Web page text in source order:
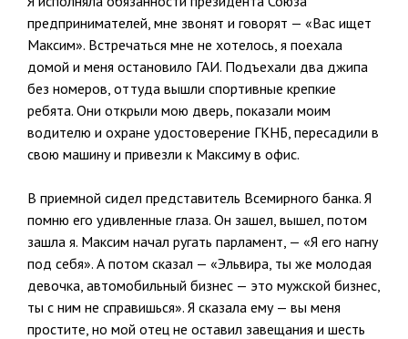
предпринимателей, мне звонят и говорят — «Вас ищет
Максим». Встречаться мне не хотелось, я поехала
домой и меня остановило ГАИ. Подъехали два джипа
без номеров, оттуда вышли спортивные крепкие
ребята. Они открыли мою дверь, показали моим
водителю и охране удостоверение ГКНБ, пересадили в
свою машину и привезли к Максиму в офис.
В приемной сидел представитель Всемирного банка. Я
помню его удивленные глаза. Он зашел, вышел, потом
зашла я. Максим начал ругать парламент, — «Я его нагну
под себя». А потом сказал — «Эльвира, ты же молодая
девочка, автомобильный бизнес — это мужской бизнес,
ты с ним не справишься». Я сказала ему — вы меня
простите, но мой отец не оставил завещания и шесть